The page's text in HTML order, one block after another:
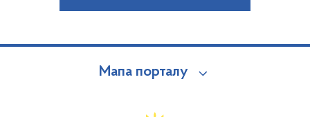
Мапа порталу